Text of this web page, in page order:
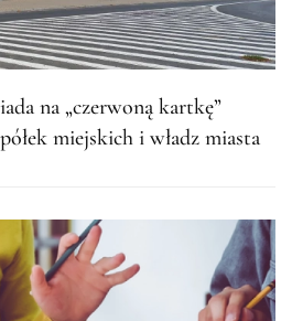
na „czerwoną kartkę”
miejskich i władz miasta